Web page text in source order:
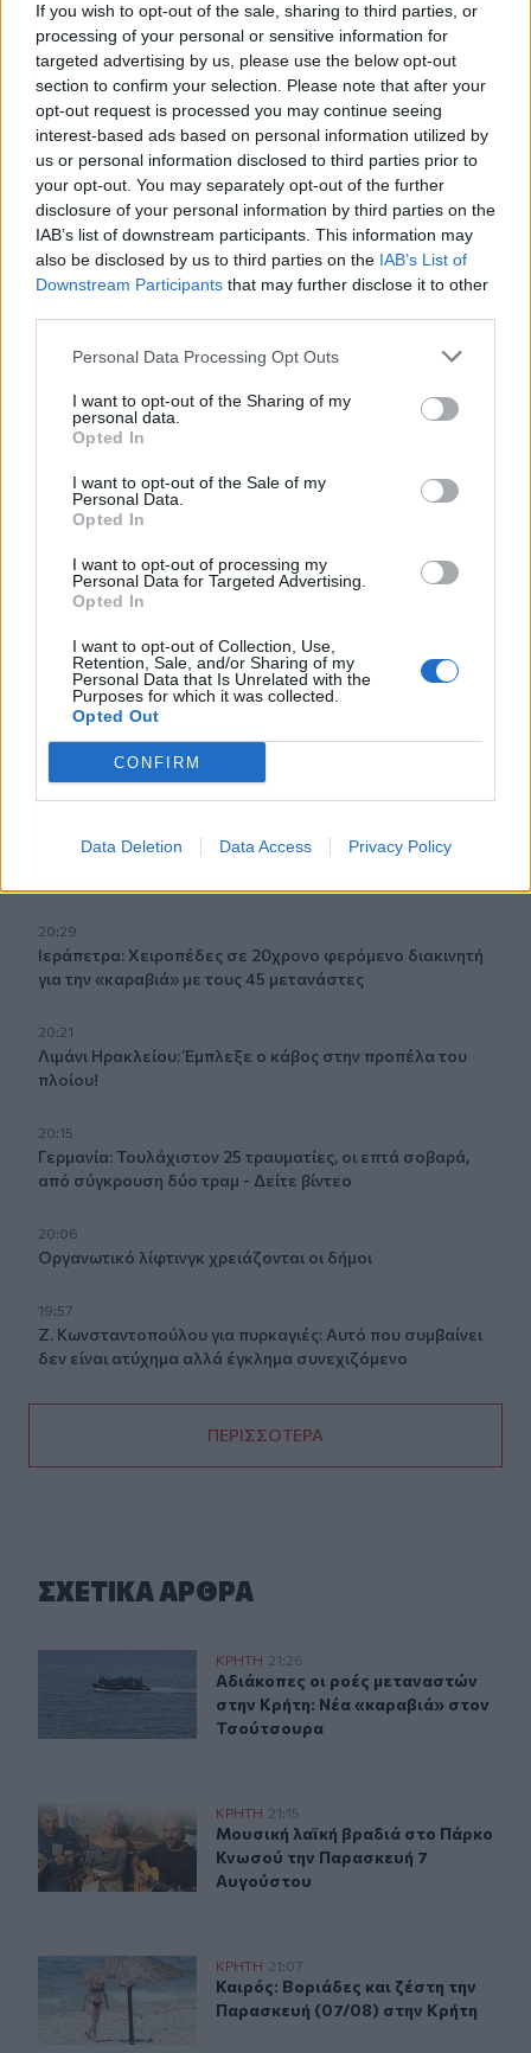
If you wish to opt-out of the sale, sharing to third parties, or
processing of your personal or sensitive information for
targeted advertising by us, please use the below opt-out
section to confirm your selection. Please note that after your
opt-out request is processed you may continue seeing
interest-based ads based on personal information utilized by
us or personal information disclosed to third parties prior to
your opt-out. You may separately opt-out of the further
disclosure of your personal information by third parties on the
IAB’s list of downstream participants. This information may
also be disclosed by us to third parties on the IAB’s List of
Downstream Participants that may further disclose it to other
Personal Data Processing Opt Outs
I want to opt-out of the Sharing of my
personal data.
Opted In
I want to opt-out of the Sale of my
Personal Data.
Opted In
I want to opt-out of processing my
Personal Data for Targeted Advertising.
Opted In
I want to opt-out of Collection, Use,
Retention, Sale, and/or Sharing of my
Personal Data that Is Unrelated with the
Purposes for which it was collected.
Opted Out
CONFIRM
Data Deletion Data Access Privacy Policy
Γκουτέρες: Άμεσος τερματισμός των επιθέσεων κατά
αμάχων σε Ουκρανία και Ρωσία
Αδιάκοπες οι ροές μεταναστών στην Κρήτη: Νέα
«καραβιά» στον Τσούτσουρα
21:15
Μουσική λαϊκή βραδιά στο Πάρκο Κνωσού την
Παρασκευή 7 Αυγούστου
ΟΦΗ: Μεγάλο προβάδισμα πρόκρισης για την ΤΣΣΚΑ
Σόφιας
Καιρός: Βοριάδες και ζέστη την Παρασκευή (07/08) στην
Γιατί δεν έσωσα το κουτάβι: Τι αναφέρει ο ερευνητής που
λύκων
Χανιά: Τραγούδια που κουβαλούν ιστορίες και
αναμνήσεις στο Αρχαιολογικό Μουσείο
Στην Κρήτη ο υπ. Υποδομών Χρίστος Δήμας: «Προχωρούν
τα έργα σε όλο το μήκος του ΒΟΑΚ»
Νορβηγία: Μυστηριώδεις θάνατοι ταράνδων δημιουργούν
20:29
Ιεράπετρα: Χειροπέδες σε 20χρονο φερόμενο διακινητή
για την «καραβιά» με τους 45 μετανάστες
20:21
Λιμάνι Ηρακλείου: Έμπλεξε ο κάβος στην προπέλα του
πλοίου!
20:15
Γερμανία: Τουλάχιστον 25 τραυματίες, οι επτά σοβαρά,
από σύγκρουση δύο τραμ - Δείτε βίντεο
20:06
Οργανωτικό λίφτινγκ χρειάζονται οι δήμοι
19:57
Ζ. Κωνσταντοπούλου για πυρκαγιές: Αυτό που συμβαίνει
δεν είναι ατύχημα αλλά έγκλημα συνεχιζόμενο
ΠΕΡΙΣΣΟΤΕΡΑ
ΣΧΕΤΙΚA AΡΘΡΑ
Αδιάκοπες οι ροές μεταναστών στην Κρήτη: Νέα
ΚΡΗΤΗ 21:26
Αδιάκοπες οι ροές μεταναστών
Αδιάκοπες οι ροές μεταναστών
στην Κρήτη: Νέα «καραβιά» στον
Τσούτσουρα
Μουσική λαϊκή βραδιά στο Πάρκο Κνωσού την
ΚΡΗΤΗ 21:15
Μουσική λαϊκή βραδιά στο
Μουσική λαϊκή βραδιά στο Πάρκο
Κνωσού την Παρασκευή 7
Αυγούστου
Καιρός: Βοριάδες και ζέστη την Παρασκευή (07/08)
ΚΡΗΤΗ 21:07
Καιρός: Βοριάδες και ζέστη την
Καιρός: Βοριάδες και ζέστη την
Παρασκευή (07/08) στην Κρήτη